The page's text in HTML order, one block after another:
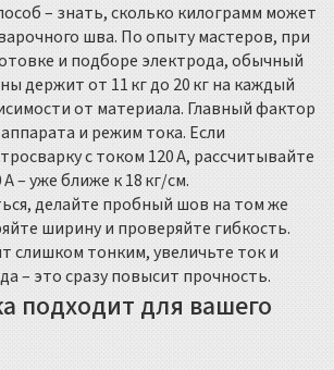
– знать, сколько килограмм может
шва. По опыту мастеров, при
и подборе электрода, обычный
держит от 11 кг до 20 кг на каждый
от материала. Главный фактор
и режим тока. Если
с током 120 А, рассчитывайте
– уже ближе к 18 кг/см.
делайте пробный шов на том же
ширину и проверяйте гибкость.
слишком тонким, увеличьте ток и
– это сразу повысит прочность.
подходит для вашего